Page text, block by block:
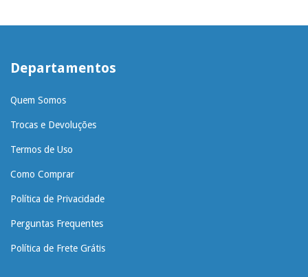
Departamentos
Quem Somos
Trocas e Devoluções
Termos de Uso
Como Comprar
Política de Privacidade
Perguntas Frequentes
Política de Frete Grátis